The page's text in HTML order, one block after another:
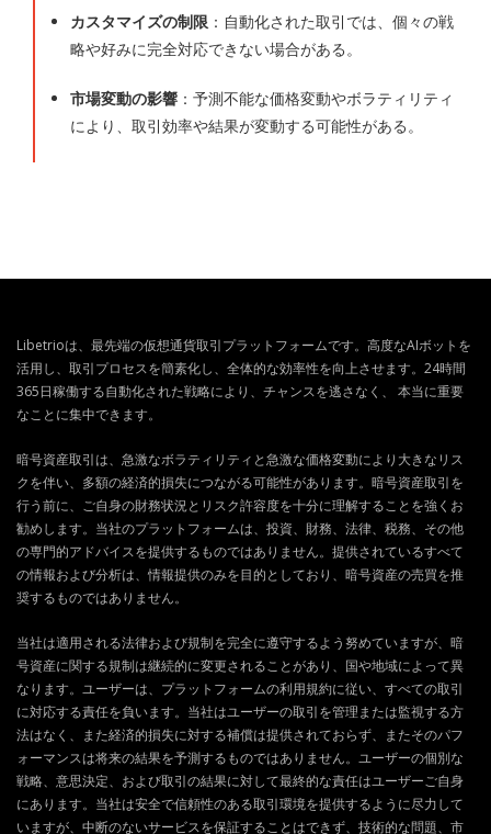
カスタマイズの制限 ：自動化された取引では、個々の戦
略や好みに完全対応できない場合がある。
市場変動の影響 ：予測不能な価格変動やボラティリティ
により、取引効率や結果が変動する可能性がある。
Libetrioは、最先端の仮想通貨取引プラットフォームです。高度なAIボットを
活用し、取引プロセスを簡素化し、全体的な効率性を向上させます。24時間
365日稼働する自動化された戦略により、チャンスを逃さなく、 本当に重要
なことに集中できます。
暗号資産取引は、急激なボラティリティと急激な価格変動により大きなリス
クを伴い、多額の経済的損失につながる可能性があります。暗号資産取引を
行う前に、ご自身の財務状況とリスク許容度を十分に理解することを強くお
勧めします。当社のプラットフォームは、投資、財務、法律、税務、その他
の専門的アドバイスを提供するものではありません。提供されているすべて
の情報および分析は、情報提供のみを目的としており、暗号資産の売買を推
奨するものではありません。
当社は適用される法律および規制を完全に遵守するよう努めていますが、暗
号資産に関する規制は継続的に変更されることがあり、国や地域によって異
なります。ユーザーは、プラットフォームの利用規約に従い、すべての取引
に対応する責任を負います。当社はユーザーの取引を管理または監視する方
法はなく、また経済的損失に対する補償は提供されておらず、またそのパフ
ォーマンスは将来の結果を予測するものではありません。ユーザーの個別な
戦略、意思決定、および取引の結果に対して最終的な責任はユーザーご自身
にあります。当社は安全で信頼性のある取引環境を提供するように尽力して
いますが、中断のないサービスを保証することはできず、技術的な問題、市